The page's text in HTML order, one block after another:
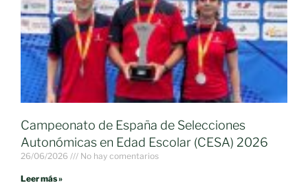
Campeonato de España de Selecciones
Autonómicas en Edad Escolar (CESA) 2026
26/06/2026 No hay comentarios
Leer más »